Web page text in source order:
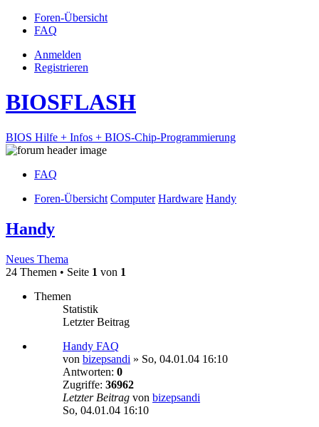
Foren-Übersicht
FAQ
Anmelden
Registrieren
BIOSFLASH
BIOS Hilfe + Infos + BIOS-Chip-Programmierung
FAQ
Foren-Übersicht Computer Hardware Handy
Handy
Neues Thema
24 Themen • Seite 1 von 1
Themen
Statistik
Letzter Beitrag
Handy FAQ
von bizepsandi » So, 04.01.04 16:10
Antworten: 0
Zugriffe: 36962
Letzter Beitrag von bizepsandi
So, 04.01.04 16:10